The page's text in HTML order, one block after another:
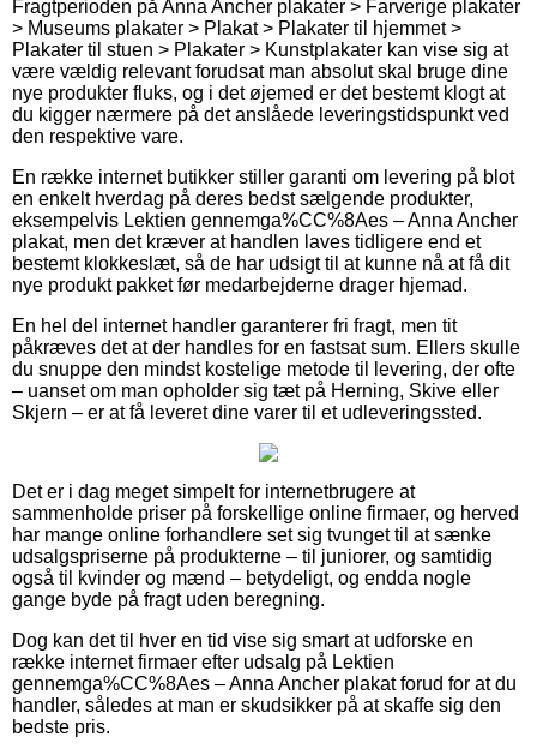
Fragtperioden på Anna Ancher plakater > Farverige plakater
> Museums plakater > Plakat > Plakater til hjemmet >
Plakater til stuen > Plakater > Kunstplakater kan vise sig at
være vældig relevant forudsat man absolut skal bruge dine
nye produkter fluks, og i det øjemed er det bestemt klogt at
du kigger nærmere på det anslåede leveringstidspunkt ved
den respektive vare.
En række internet butikker stiller garanti om levering på blot
en enkelt hverdag på deres bedst sælgende produkter,
eksempelvis Lektien gennemga%CC%8Aes – Anna Ancher
plakat, men det kræver at handlen laves tidligere end et
bestemt klokkeslæt, så de har udsigt til at kunne nå at få dit
nye produkt pakket før medarbejderne drager hjemad.
En hel del internet handler garanterer fri fragt, men tit
påkræves det at der handles for en fastsat sum. Ellers skulle
du snuppe den mindst kostelige metode til levering, der ofte
– uanset om man opholder sig tæt på Herning, Skive eller
Skjern – er at få leveret dine varer til et udleveringssted.
Det er i dag meget simpelt for internetbrugere at
sammenholde priser på forskellige online firmaer, og herved
har mange online forhandlere set sig tvunget til at sænke
udsalgspriserne på produkterne – til juniorer, og samtidig
også til kvinder og mænd – betydeligt, og endda nogle
gange byde på fragt uden beregning.
Dog kan det til hver en tid vise sig smart at udforske en
række internet firmaer efter udsalg på Lektien
gennemga%CC%8Aes – Anna Ancher plakat forud for at du
handler, således at man er skudsikker på at skaffe sig den
bedste pris.